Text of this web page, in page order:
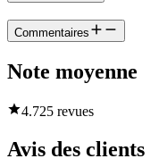
Commentaires
Note moyenne
4.725 revues
Avis des clients